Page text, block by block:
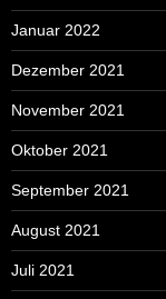
Januar 2022
Dezember 2021
November 2021
Oktober 2021
September 2021
August 2021
Juli 2021